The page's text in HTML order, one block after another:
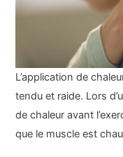
L’application de
tendu et raide. Lors
de chaleur avant
que le muscle est